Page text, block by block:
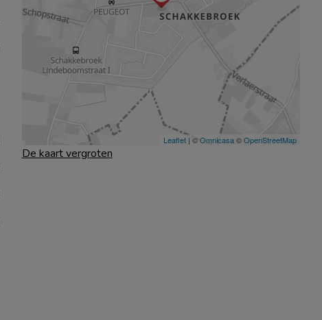
De kaart vergroten